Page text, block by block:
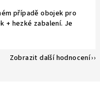
případě obojek pro
+ hezké zabalení. Je
Zobrazit další hodnocení